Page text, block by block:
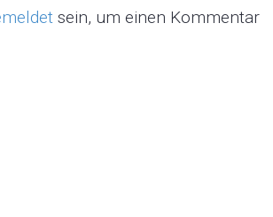
sein, um einen Kommentar